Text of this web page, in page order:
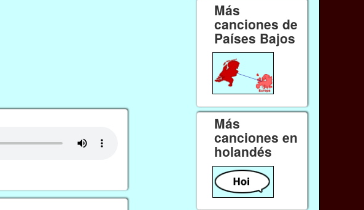
Más
canciones de
Países Bajos
Más
canciones en
holandés